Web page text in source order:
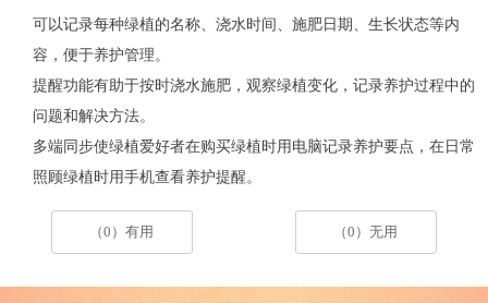
可以记录每种绿植的名称、浇水时间、施肥日期、生长状态等内
容，便于养护管理。
提醒功能有助于按时浇水施肥，观察绿植变化，记录养护过程中的
问题和解决方法。
多端同步使绿植爱好者在购买绿植时用电脑记录养护要点，在日常
照顾绿植时用手机查看养护提醒。
（0）有用 （0）无用